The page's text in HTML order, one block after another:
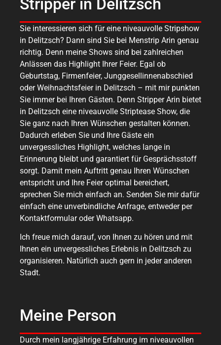
Stripper in Delitzsch
Sie interessieren sich für eine niveauvolle Stripshow
in Delitzsch? Dann sind Sie bei Menstrip Arin genau
richtig. Denn meine Shows sind bei zahlreichen
Anlässen das Highlight Ihrer Feier. Egal ob
Geburtstag, Firmenfeier, Junggesellinnenabschied
oder Weihnachtsfeier in Delitzsch – mit mir punkten
Sie immer bei Ihren Gästen. Denn Stripper Arin bietet
in Delitzsch eine niveauvolle Striptease Show, die
Sie ganz nach Ihren Wünschen gestalten können.
Dadurch erleben Sie und Ihre Gäste ein
unvergessliches Highlight, welches lange in
Erinnerung bleibt und garantiert für Gesprächsstoff
sorgt. Damit mein Auftritt genau Ihren Wünschen
entspricht und Ihre Feier optimal bereichert,
sprechen Sie mich einfach an. Senden Sie mir dafür
einfach eine unverbindliche Anfrage, entweder per
Kontaktformular oder Whatsapp.
Ich freue mich darauf, von Ihnen zu hören und mit
Ihnen ein unvergessliches Erlebnis in Delitzsch zu
organisieren. Natürlich auch gern in jeder anderen
Stadt.
Meine Person
Durch mein langjährige Erfahrung im niveauvollen